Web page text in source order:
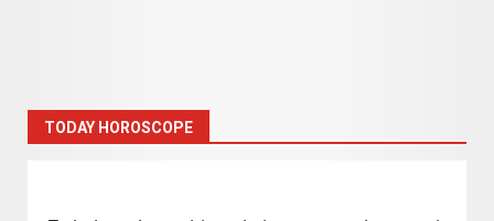
TODAY HOROSCOPE